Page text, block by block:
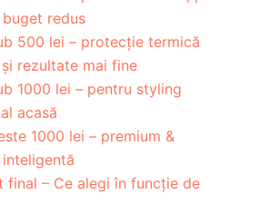
redus
500 lei – protecție termică
rezultate mai fine
1000 lei – pentru styling
acasă
1000 lei – premium &
final – Ce alegi în funcție de